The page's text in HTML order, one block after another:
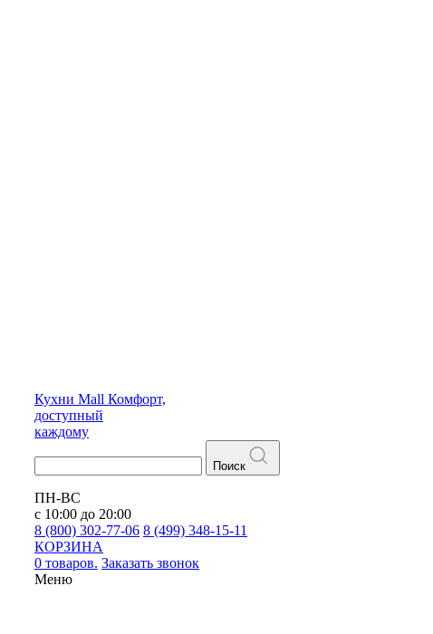
Кухни Mall Комфорт,
доступный
каждому
Поиск
ПН-ВС
с 10:00 до 20:00
8 (800) 302-77-06 8 (499) 348-15-11
КОРЗИНА
0 товаров. Заказать звонок
Меню